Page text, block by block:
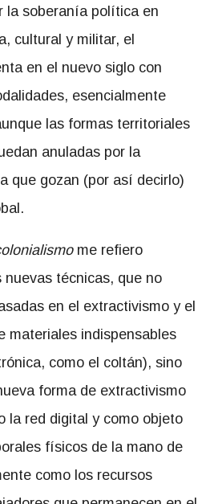
la soberanía política en
cultural y militar, el
en el nuevo siglo con
esencialmente
las formas territoriales
anuladas por la
que gozan (por así decirlo)
me refiero
técnicas, que no
en el extractivismo y el
materiales indispensables
como el coltán), sino
forma de extractivismo
la red digital y como objeto
físicos de la mano de
como los recursos